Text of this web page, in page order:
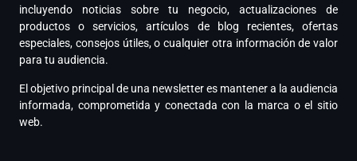
incluyendo noticias sobre tu negocio, actualizaciones de
productos o servicios, artículos de blog recientes, ofertas
especiales, consejos útiles, o cualquier otra información de valor
para tu audiencia.
El objetivo principal de una newsletter es mantener a la audiencia
informada, comprometida y conectada con la marca o el sitio
web.